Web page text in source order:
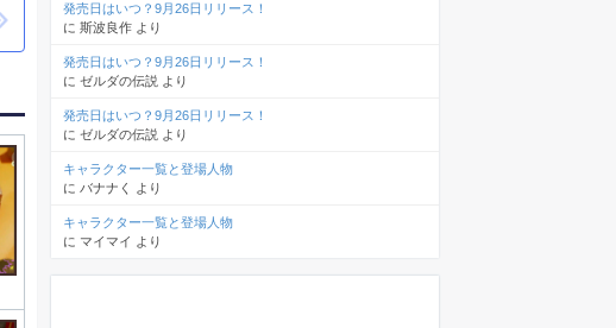
発売日はいつ？9月26日リリース！
に 斯波良作 より
発売日はいつ？9月26日リリース！
に ゼルダの伝説 より
発売日はいつ？9月26日リリース！
に ゼルダの伝説 より
キャラクター一覧と登場人物
に バナナく より
キャラクター一覧と登場人物
に マイマイ より